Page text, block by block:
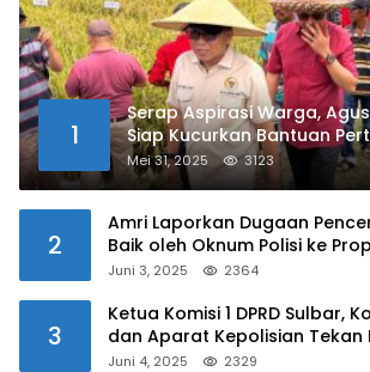
1
Serap Aspirasi Warga,
Siap Kucurkan Bantuan
Kalukku
Mei 31, 2025 3123
2
Amri Laporkan Dugaan
Baik oleh Oknum Polisi ke
Juni 3, 2025 2364
3
Ketua Komisi 1 DPRD Sulbar,
dan Aparat Kepolisian Tekan
Juni 4, 2025 2329